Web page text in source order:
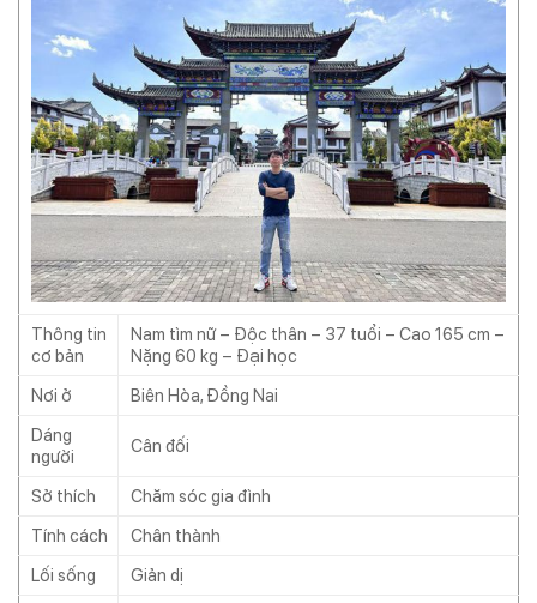
Thông tin
cơ bản
Nam tìm nữ – Độc thân – 37 tuổi – Cao 165 cm –
Nặng 60 kg – Đại học
Nơi ở
Biên Hòa, Đồng Nai
Dáng
người
Cân đối
Sở thích
Chăm sóc gia đình
Tính cách
Chân thành
Lối sống
Giản dị